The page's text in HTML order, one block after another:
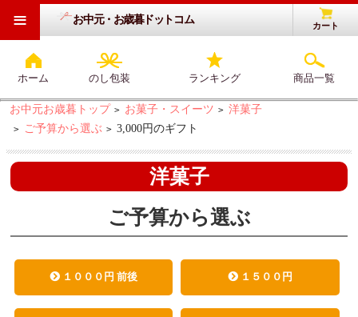
お中元・お歳暮ドットコム カート
ホーム のし包装 ランキング 商品一覧
≡
お中元お歳暮トップ > お菓子・スイーツ > 洋菓子
> ご予算から選ぶ > 3,000円のギフト
洋菓子
ご予算から選ぶ
１０００円 前後 １５００円